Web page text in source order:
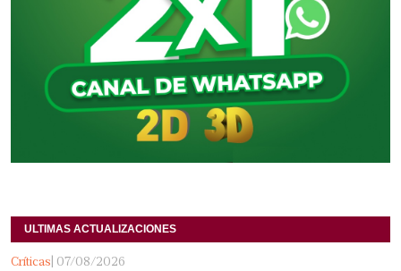
ULTIMAS ACTUALIZACIONES
Críticas | 07/08/2026